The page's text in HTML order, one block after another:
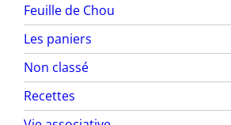
Feuille de Chou
Les paniers
Non classé
Recettes